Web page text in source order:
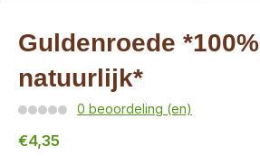
Guldenroede *100%
natuurlijk*
0 beoordeling (en)
€4,35